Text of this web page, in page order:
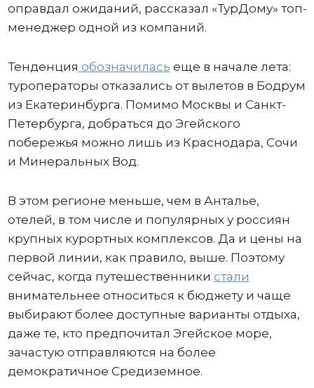
оправдал ожиданий, рассказал «ТурДому» топ-
менеджер одной из компаний.
Тенденция обозначилась еще в начале лета:
туроператоры отказались от вылетов в Бодрум
из Екатеринбурга. Помимо Москвы и Санкт-
Петербурга, добраться до Эгейского
побережья можно лишь из Краснодара, Сочи
и Минеральных Вод.
В этом регионе меньше, чем в Анталье,
отелей, в том числе и популярных у россиян
крупных курортных комплексов. Да и цены на
первой линии, как правило, выше. Поэтому
сейчас, когда путешественники стали
внимательнее относиться к бюджету и чаще
выбирают более доступные варианты отдыха,
даже те, кто предпочитал Эгейское море,
зачастую отправляются на более
демократичное Средиземное.